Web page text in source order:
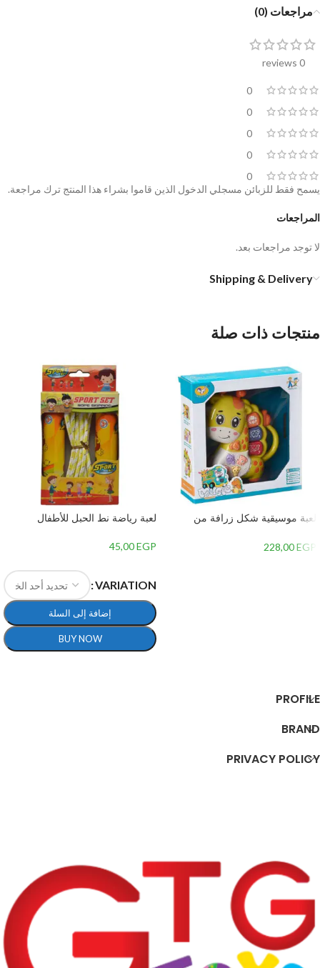
مراجعات (0)
0 reviews
0
0
0
0
0
المراجعات
لا توجد مراجعات بعد.
يسمح فقط للزبائن مسجلي الدخول الذين قاموا بشراء هذا المنتج ترك مراجعة.
Shipping & Delivery
منتجات ذات صلة
لعبة موسيقية شكل زرافة من
228,00EGP
لعبة رياضة نط الحبل للأطفال
45,00EGP
VARIATION
إضافة إلى السلة
BUY NOW
PROFILE
BRAND
PRIVACY POLICY